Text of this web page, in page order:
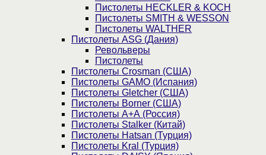
Пистолеты HECKLER & KOCH
Пистолеты SMITH & WESSON
Пистолеты WALTHER
Пистолеты ASG (Дания)
Револьверы
Пистолеты
Пистолеты Crosman (США)
Пистолеты GAMO (Испания)
Пистолеты Gletcher (США)
Пистолеты Borner (США)
Пистолеты А+А (Россия)
Пистолеты Stalker (Китай)
Пистолеты Hatsan (Турция)
Пистолеты Kral (Турция)